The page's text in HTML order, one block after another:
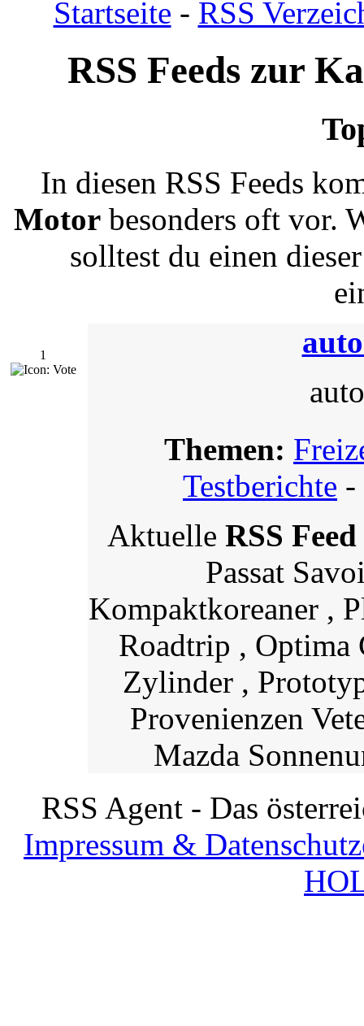
Startseite - RSS
RSS Feeds zur
In diesen RSS Feeds
Motorbesonders oft vor.
solltest du einen
1
Themen:
Testberichte -
Aktuelle RSS Feed
Passat
Kompaktkoreaner ,
Roadtrip , Optima
Zylinder ,
Provenienzen
Mazda
RSS Agent - Das
Impressum &